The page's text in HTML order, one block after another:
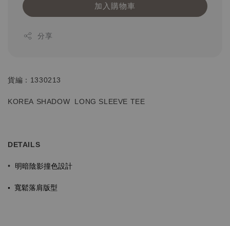
加入購物車
分享
貨編：1330213
KOREA SHADOW LONG SLEEVE TEE
DETAILS
• 明暗陰影撞色設計
• 寬鬆落肩版型